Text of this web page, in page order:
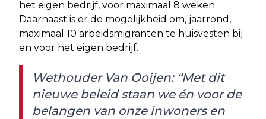
het eigen bedrijf, voor maximaal 8 weken.
Daarnaast is er de mogelijkheid om, jaarrond,
maximaal 10 arbeidsmigranten te huisvesten bij
en voor het eigen bedrijf.
Wethouder Van Ooijen: “Met dit
nieuwe beleid staan we én voor de
belangen van onze inwoners en